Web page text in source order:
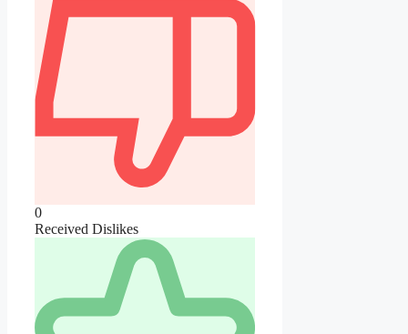
0
Received Dislikes